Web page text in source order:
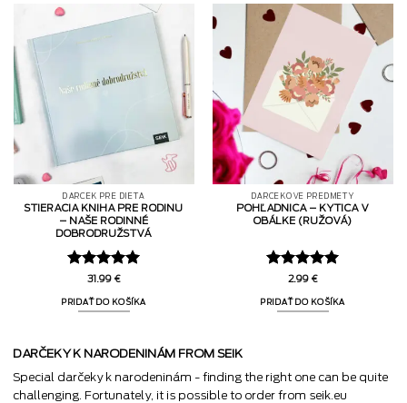
DARČEK PRE DIEŤA
STIERACIA KNIHA PRE RODINU
– NAŠE RODINNÉ
DOBRODRUŽSTVÁ
Hodnotenie
31.99 €
PRIDAŤ DO KOŠÍKA
DARČEKOVÉ PREDMETY
POHĽADNICA – KYTICA V
OBÁLKE (RUŽOVÁ)
Hodnotenie
2.99 €
PRIDAŤ DO KOŠÍKA
DARČEKY K NARODENINÁM FROM SEIK
Special darčeky k narodeninám - finding the right one can be quite
challenging. Fortunately, it is possible to order from seik.eu